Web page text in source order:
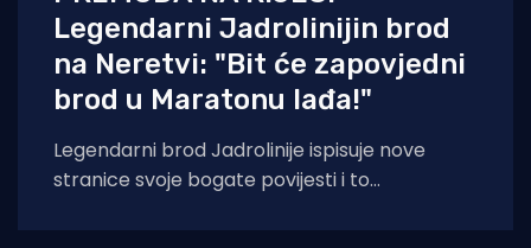
Legendarni Jadrolinijin brod
na Neretvi: "Bit će zapovjedni
brod u Maratonu lađa!"
Legendarni brod Jadrolinije ispisuje nove
stranice svoje bogate povijesti i to